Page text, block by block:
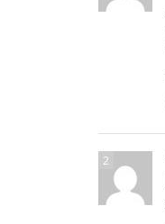
2